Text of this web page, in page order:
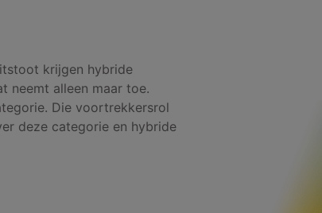
krijgen hybride
neemt alleen maar toe.
Die voortrekkersrol
deze categorie en hybride